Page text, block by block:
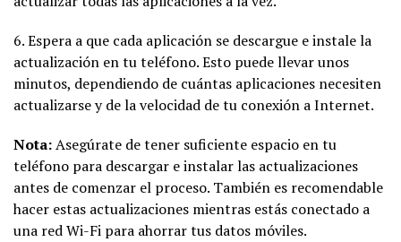
6. Espera a que cada aplicación se descargue e instale la
actualización en tu teléfono. Esto puede llevar unos
minutos, dependiendo de cuántas aplicaciones necesiten
actualizarse y de la velocidad de tu conexión a Internet.
Nota:Asegúrate de tener suficiente espacio en tu
teléfono para descargar e instalar las actualizaciones
antes de comenzar el proceso. También es recomendable
hacer estas actualizaciones mientras estás conectado a
una red Wi-Fi para ahorrar tus datos móviles.